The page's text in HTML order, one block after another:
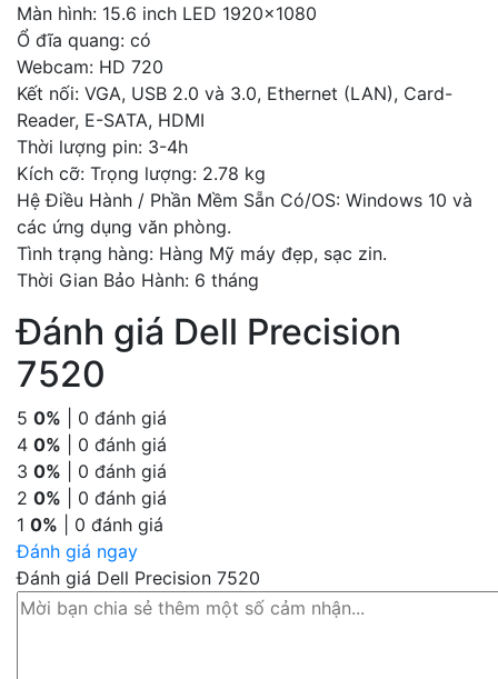
Màn hình: 15.6 inch LED 1920×1080
Ổ đĩa quang: có
Webcam: HD 720
Kết nối: VGA, USB 2.0 và 3.0, Ethernet (LAN), Card-
Reader, E-SATA, HDMI
Thời lượng pin: 3-4h
Kích cỡ: Trọng lượng: 2.78 kg
Hệ Điều Hành / Phần Mềm Sẵn Có/OS: Windows 10 và
các ứng dụng văn phòng.
Tình trạng hàng: Hàng Mỹ máy đẹp, sạc zin.
Thời Gian Bảo Hành: 6 tháng
Đánh giá Dell Precision
7520
5 0% | 0 đánh giá
4 0% | 0 đánh giá
3 0% | 0 đánh giá
2 0% | 0 đánh giá
1 0% | 0 đánh giá
Đánh giá ngay
Đánh giá Dell Precision 7520